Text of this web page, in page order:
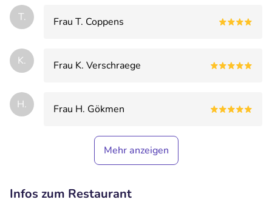
T. Frau T. Coppens
K. Frau K. Verschraege
H. Frau H. Gökmen
Mehr anzeigen
Infos zum Restaurant